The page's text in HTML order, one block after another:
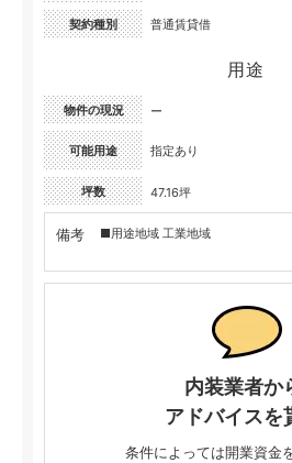
契約種別 普通賃貸借
用途
物件の現況 ー
可能用途 指定あり
坪数 47.16坪
備考 ■用途地域 工業地域
内装業者か
アドバイスを
条件によっては開業資金